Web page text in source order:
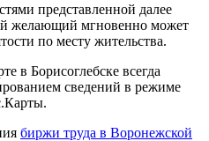
представленной далее
желающий мгновенно может
по месту жительства.
в Борисоглебске всегда
сведений в режиме
биржи труда в Воронежской